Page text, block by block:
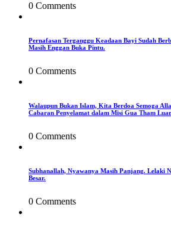
0 Comments
Pernafasan Terganggu Keadaan Bayi Sudah
Masih Enggan Buka Pintu.
0 Comments
Walaupun Bukan Islam, Kita Berdoa Semoga
Cabaran Penyelamat dalam Misi Gua Tham
0 Comments
Subhanallah, Nyawanya Masih Panjang. Lelaki
Besar.
0 Comments